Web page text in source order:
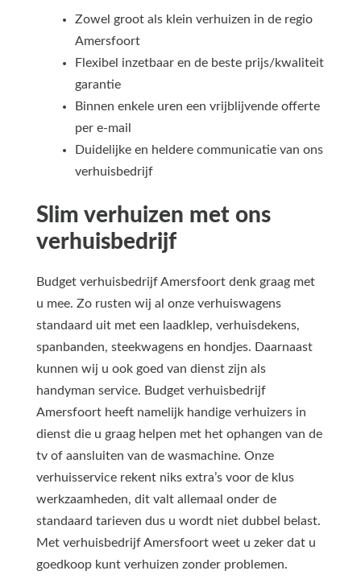
Zowel groot als klein verhuizen in de regio
Amersfoort
Flexibel inzetbaar en de beste prijs/kwaliteit
garantie
Binnen enkele uren een vrijblijvende offerte
per e-mail
Duidelijke en heldere communicatie van ons
verhuisbedrijf
Slim verhuizen met ons
verhuisbedrijf
Budget verhuisbedrijf Amersfoort denk graag met
u mee. Zo rusten wij al onze verhuiswagens
standaard uit met een laadklep, verhuisdekens,
spanbanden, steekwagens en hondjes. Daarnaast
kunnen wij u ook goed van dienst zijn als
handyman service. Budget verhuisbedrijf
Amersfoort heeft namelijk handige verhuizers in
dienst die u graag helpen met het ophangen van de
tv of aansluiten van de wasmachine. Onze
verhuisservice rekent niks extra’s voor de klus
werkzaamheden, dit valt allemaal onder de
standaard tarieven dus u wordt niet dubbel belast.
Met verhuisbedrijf Amersfoort weet u zeker dat u
goedkoop kunt verhuizen zonder problemen.